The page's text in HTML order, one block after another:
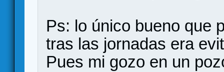
Ps: lo único bueno que
tras las jornadas era
Pues mi gozo en un